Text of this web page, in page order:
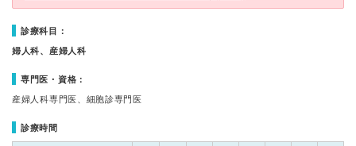
診療科目：
婦人科、産婦人科
専門医・資格：
産婦人科専門医、細胞診専門医
診療時間